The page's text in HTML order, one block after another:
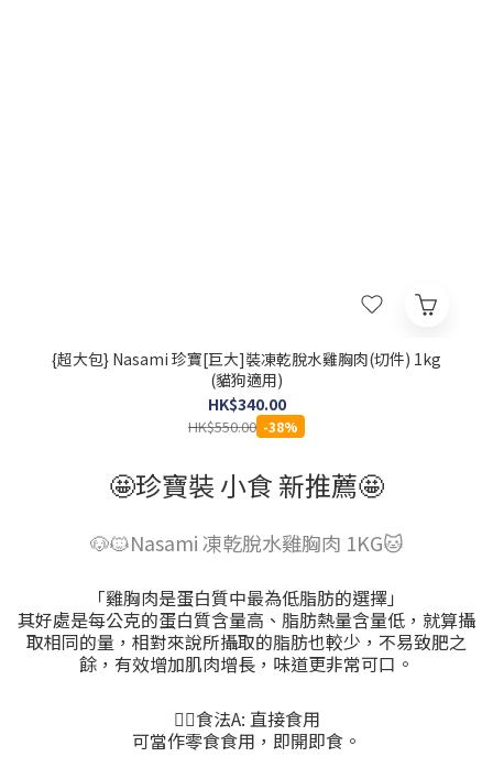
{超大包} Nasami 珍寶[巨大]裝凍乾脫水雞胸肉(切件) 1kg
(貓狗適用)
HK$340.00
HK$550.00 -38%
🤩珍寶裝 小食 新推薦🤩
🐶🐱Nasami 凍乾脫水雞胸肉 1KG🐱
「雞胸肉是蛋白質中最為低脂肪的選擇」
其好處是每公克的蛋白質含量高、脂肪熱量含量低，就算攝
取相同的量，相對來說所攝取的脂肪也較少，不易致肥之
餘，有效增加肌肉增長，味道更非常可口。
👍🏻食法A: 直接食用
可當作零食食用，即開即食。